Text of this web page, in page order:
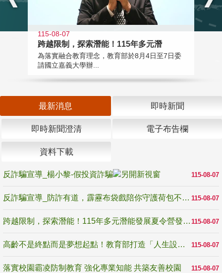
115-08-07
跨越限制，探索潛能！115年多元潛
為落實融合教育理念，教育部於8月4日至7日委
請國立嘉義大學辦...
最新消息 即時新聞
即時新聞澄清 電子布告欄
資料下載
115-08-07
反詐騙宣導_楊小黎-假投資詐騙
115-08-07
反詐騙宣導_防詐有道，霹靂布袋戲陪你守護荷包不受騙
115-08-07
跨越限制，探索潛能！115年多元潛能發展夏令營發掘生命無限可能
115-08-07
高齡不是終點而是夢想起點！教育部打造「人生設計夢工場」 參展第3屆高齡健康產業博覽會
115-08-07
落實校園霸凌防制教育 強化專業知能 共築友善校園